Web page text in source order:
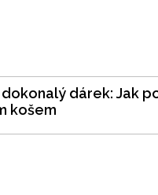
dárek: Jak
košem